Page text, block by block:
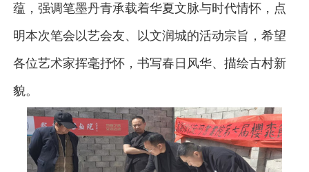
蕴，强调笔墨丹青承载着华夏文脉与时代情怀，点
明本次笔会以艺会友、以文润城的活动宗旨，希望
各位艺术家挥毫抒怀，书写春日风华、描绘古村新
貌。